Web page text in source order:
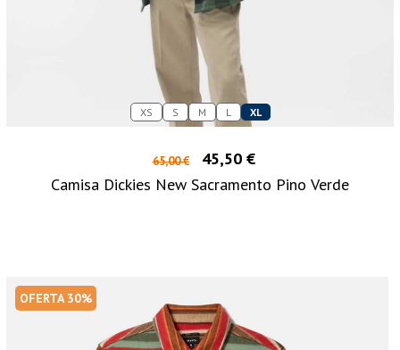
XS S M L XL
65,00 €
45,50 €
Camisa Dickies New Sacramento Pino Verde
OFERTA 30%